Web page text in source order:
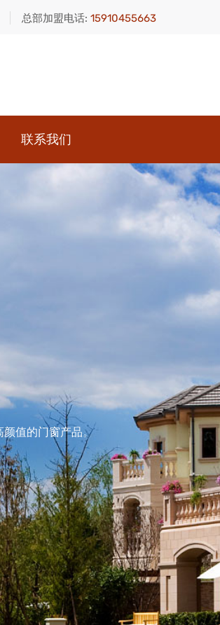
总部加盟电话: 15910455663
联系我们
颜值的门窗产品。